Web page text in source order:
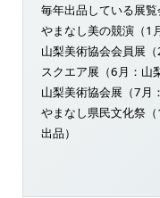
毎年出品している展覧
やまなし美の競演（1
山梨美術協会会員展（
スクエア展（6月：山
山梨美術協会展（7月
やまなし県民文化祭
出品）